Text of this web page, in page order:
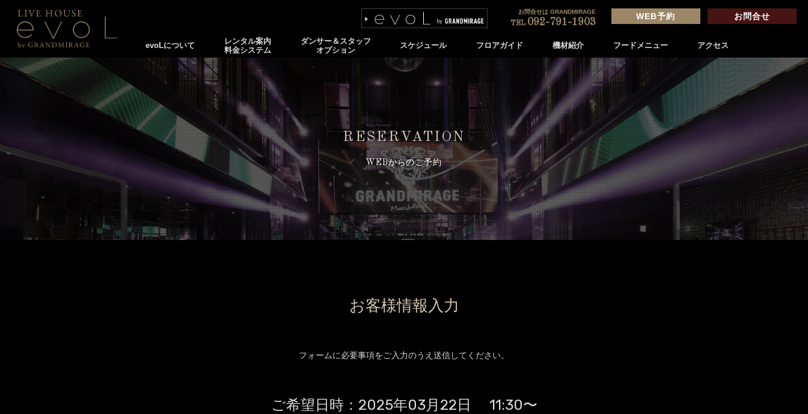
evoLについて
レンタル案内
料金システム
ダンサー＆スタッフ
オプション
スケジュール フロアガイド 機材紹介 フードメニュー アクセス
お問合せは GRANDMIRAGE
TEL 092-791-1903
WEB予約 お問合せ
RESERVATION
WEBからのご予約
お客様情報入力
フォームに必要事項をご入力のうえ送信してください。
ご希望日時： 2025年03月22日 11:30〜